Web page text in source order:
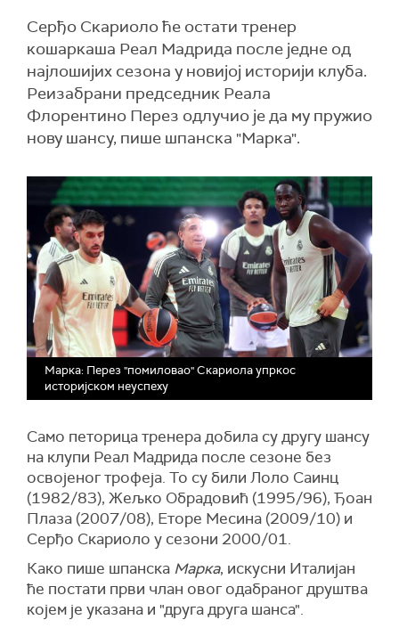
Серђо Скариоло ће остати тренер
кошаркаша Реал Мадрида после једне од
најлошијих сезона у новијој историји клуба.
Реизабрани председник Реала
Флорентино Перез одлучио је да му пружио
нову шансу, пише шпанска "Марка".
Марка: Перез "помиловао" Скариола упркос
историјском неуспеху
Само петорица тренера добила су другу шансу
на клупи Реал Мадрида после сезоне без
освојеног трофеја. То су били Лоло Саинц
(1982/83), Жељко Обрадовић (1995/96), Ђоан
Плаза (2007/08), Еторе Месина (2009/10) и
Серђо Скариоло у сезони 2000/01.
Како пише шпанска Марка, искусни Италијан
ће постати први члан овог одабраног друштва
којем је указана и "друга друга шанса".